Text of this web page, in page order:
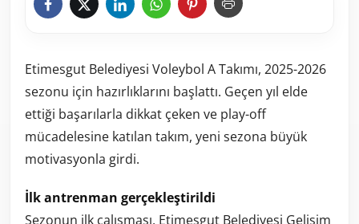
Etimesgut Belediyesi Voleybol A Takımı, 2025-2026
sezonu için hazırlıklarını başlattı. Geçen yıl elde
ettiği başarılarla dikkat çeken ve play-off
mücadelesine katılan takım, yeni sezona büyük
motivasyonla girdi.
İlk antrenman gerçekleştirildi
Sezonun ilk çalışması, Etimesgut Belediyesi Gelişim